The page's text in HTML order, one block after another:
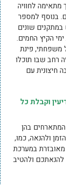
מתאימה לחוויה
בנוסף למספר
שונים
ימי הקיץ החמים.
משפחתי, פינת
רחב שבו תוכלו
חיצונית עם
וקבלת כל
המתארחים בהן
ולהנאה, כמו,
מאובזרת במערכת
ולהטיב